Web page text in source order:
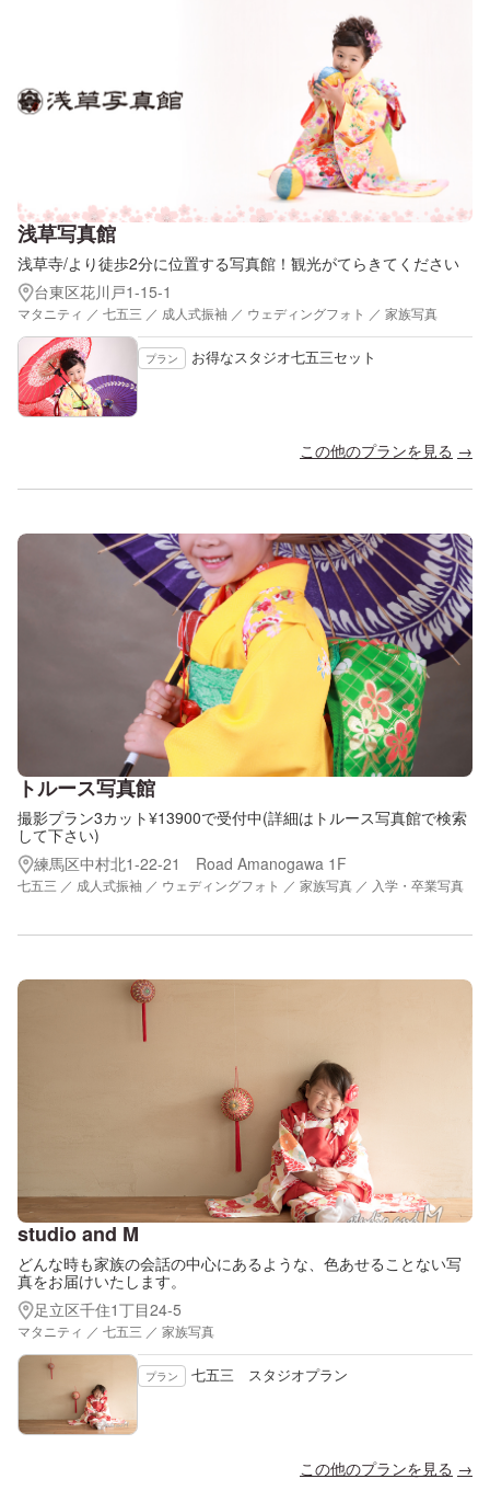
浅草写真館
浅草寺/より徒歩2分に位置する写真館！観光がてらきてください
台東区花川戸1-15-1
マタニティ ／ 七五三 ／ 成人式振袖 ／ ウェディングフォト ／ 家族写真
プラン お得なスタジオ七五三セット
この他のプランを見る
トルース写真館
撮影プラン3カット¥13900で受付中(詳細はトルース写真館で検索
して下さい)
練馬区中村北1-22-21 Road Amanogawa 1F
七五三 ／ 成人式振袖 ／ ウェディングフォト ／ 家族写真 ／ 入学・卒業写真
studio and M
どんな時も家族の会話の中心にあるような、色あせることない写
真をお届けいたします。
足立区千住1丁目24-5
マタニティ ／ 七五三 ／ 家族写真
プラン 七五三 スタジオプラン
この他のプランを見る